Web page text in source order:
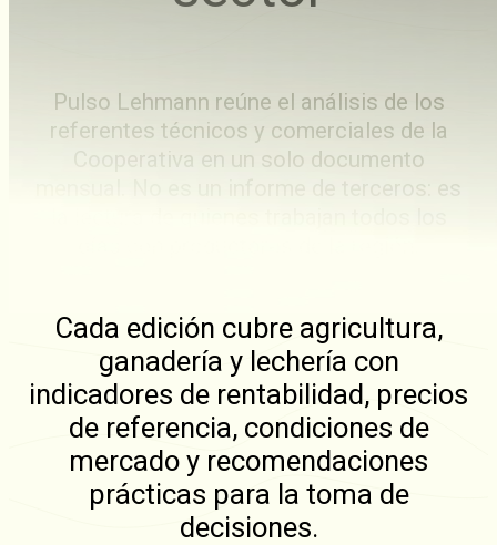
Pulso Lehmann reúne el análisis de los
referentes técnicos y comerciales de la
Cooperativa en un solo documento
mensual. No es un informe de terceros: es
Cada edición cubre agricultura,
ganadería y lechería con
indicadores de rentabilidad, precios
de referencia, condiciones de
mercado y recomendaciones
prácticas para la toma de
decisiones.